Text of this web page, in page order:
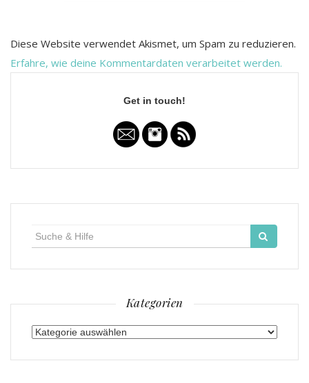
Diese Website verwendet Akismet, um Spam zu reduzieren.
Erfahre, wie deine Kommentardaten verarbeitet werden.
Get in touch!
Kategorien
Kategorien